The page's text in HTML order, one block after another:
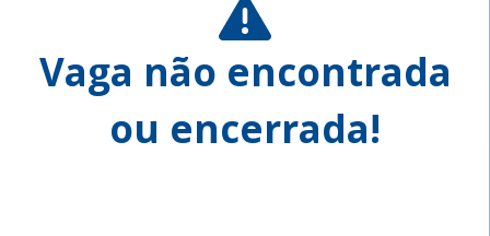
Vaga não encontrada
ou encerrada!